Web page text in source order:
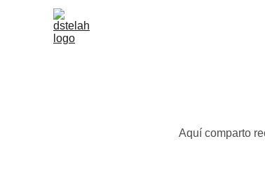
Aquí comparto